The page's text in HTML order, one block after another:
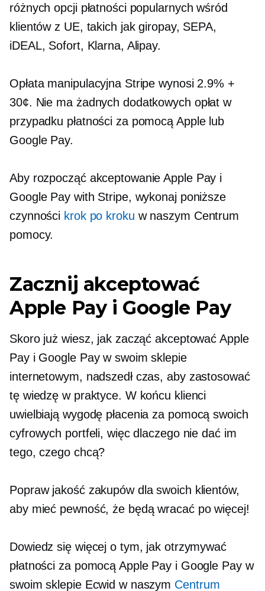
różnych opcji płatności popularnych wśród
klientów z UE, takich jak giropay, SEPA,
iDEAL, Sofort, Klarna, Alipay.
Opłata manipulacyjna Stripe wynosi 2.9% +
30¢. Nie ma żadnych dodatkowych opłat w
przypadku płatności za pomocą Apple lub
Google Pay.
Aby rozpocząć akceptowanie Apple Pay i
Google Pay with Stripe, wykonaj poniższe
czynności krok po kroku w naszym Centrum
pomocy.
Zacznij akceptować
Apple Pay i Google Pay
Skoro już wiesz, jak zacząć akceptować Apple
Pay i Google Pay w swoim sklepie
internetowym, nadszedł czas, aby zastosować
tę wiedzę w praktyce. W końcu klienci
uwielbiają wygodę płacenia za pomocą swoich
cyfrowych portfeli, więc dlaczego nie dać im
tego, czego chcą?
Popraw jakość zakupów dla swoich klientów,
aby mieć pewność, że będą wracać po więcej!
Dowiedz się więcej o tym, jak otrzymywać
płatności za pomocą Apple Pay i Google Pay w
swoim sklepie Ecwid w naszym Centrum